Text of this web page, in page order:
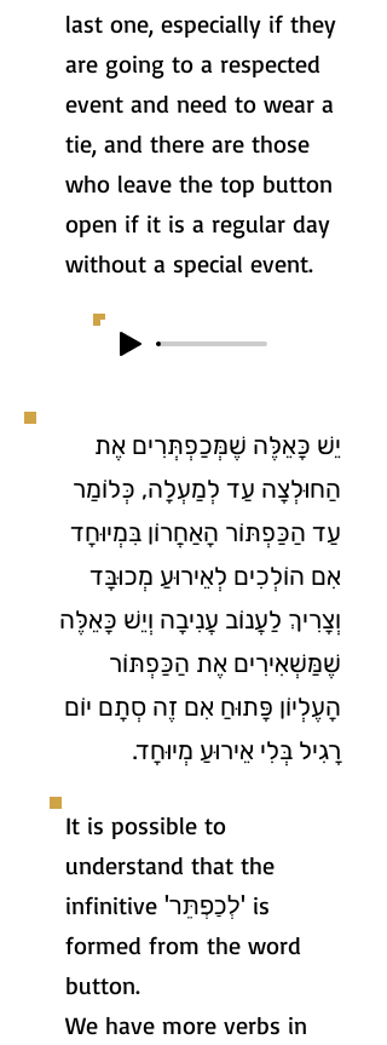
last one, especially if they
are going to a respected
event and need to wear a
tie, and there are those
who leave the top button
open if it is a regular day
without a special event.
יֵשׁ כָּאֵלֶּה שֶׁמְּכַפְתְּרִים אֶת
הַחוּלְצָה עַד לְמַעְלָה, כְּלוֹמַר
עַד הַכַּפְתּוֹר הָאַחֲרוֹן בִּמְיוּחָד
אִם הוֹלְכִים לְאֵירוּעַ מְכוּבָּד
וְצָרִיךְ לַעֲנוֹב עֲנִיבָה וְיֵשׁ כָּאֵלֶּה
שֶׁמַּשְׁאִירִים אֶת הַכַּפְתּוֹר
הָעֶלְיוֹן פָּתוּחַ אִם זֶה סְתָם יוֹם
רָגִיל בְּלִי אֵירוּעַ מְיוּחָד.
It is possible to
understand that the
infinitive 'לְכַפְתֵּר' is
formed from the word
button.
We have more verbs in